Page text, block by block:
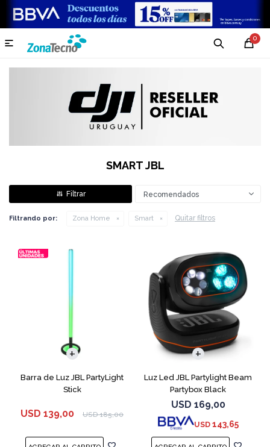
0

SMART JBL
Recomendados
Filtrando por: Zona Home Smart Quitar filtros
Barra de Luz JBL PartyLight
Stick
USD 139,00 USD 185,00
Luz Led JBL Partylight Beam
Partybox Black
USD 169,00
USD 143,65